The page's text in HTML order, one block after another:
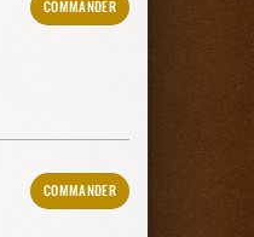
COMMANDER
COMMANDER